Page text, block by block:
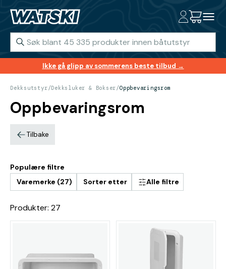
Ikke gå glipp av sommerens beste tilbud →
Dekksutstyr/Dekksluker & Bokser/Oppbevaringsrom
Oppbevaringsrom
Tilbake
Populære filtre
Varemerke (27)
Sorter etter Alle filtre
Produkter: 27